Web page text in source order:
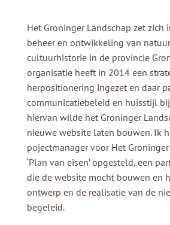
Het Groninger Landschap zet zich
beheer en ontwikkeling van
cultuurhistorie in de provincie
organisatie heeft in 2014 een
herpositionering ingezet en daar
communicatiebeleid en huisstijl
hiervan wilde het Groninger
nieuwe website laten bouwen. Ik
pojectmanager voor Het
‘Plan van eisen’ opgesteld, een
die de website mocht bouwen en
ontwerp en de realisatie van de
begeleid.